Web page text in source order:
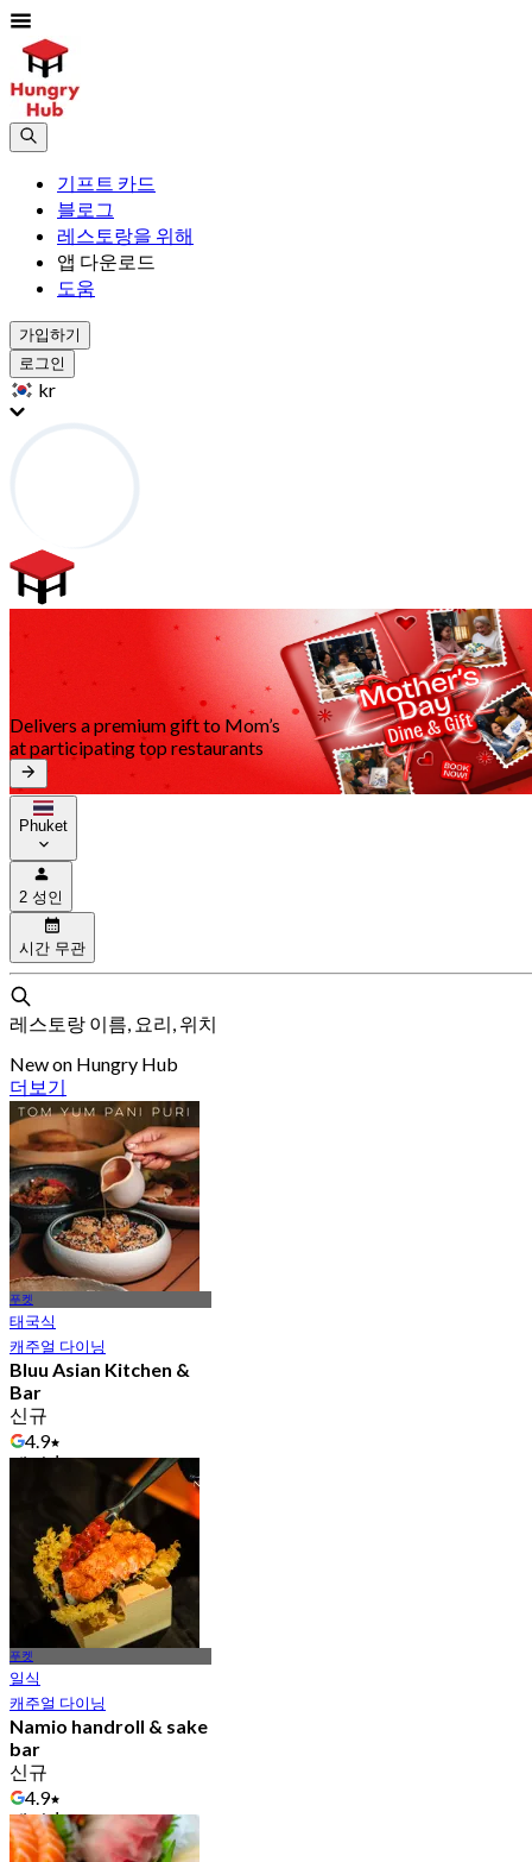
기프트 카드
블로그
레스토랑을 위해
앱 다운로드
도움
가입하기
로그인
kr
Delivers a premium gift to Mom’s
at participating top restaurants
Phuket
2 성인
시간 무관
레스토랑 이름, 요리, 위치
New on Hungry Hub
더보기
푸켓
태국식
캐주얼 다이닝
Bluu Asian Kitchen &
Bar
신규
4.9
에서฿ 597
푸켓
일식
캐주얼 다이닝
Namio handroll & sake
bar
신규
4.9
에서฿ 770